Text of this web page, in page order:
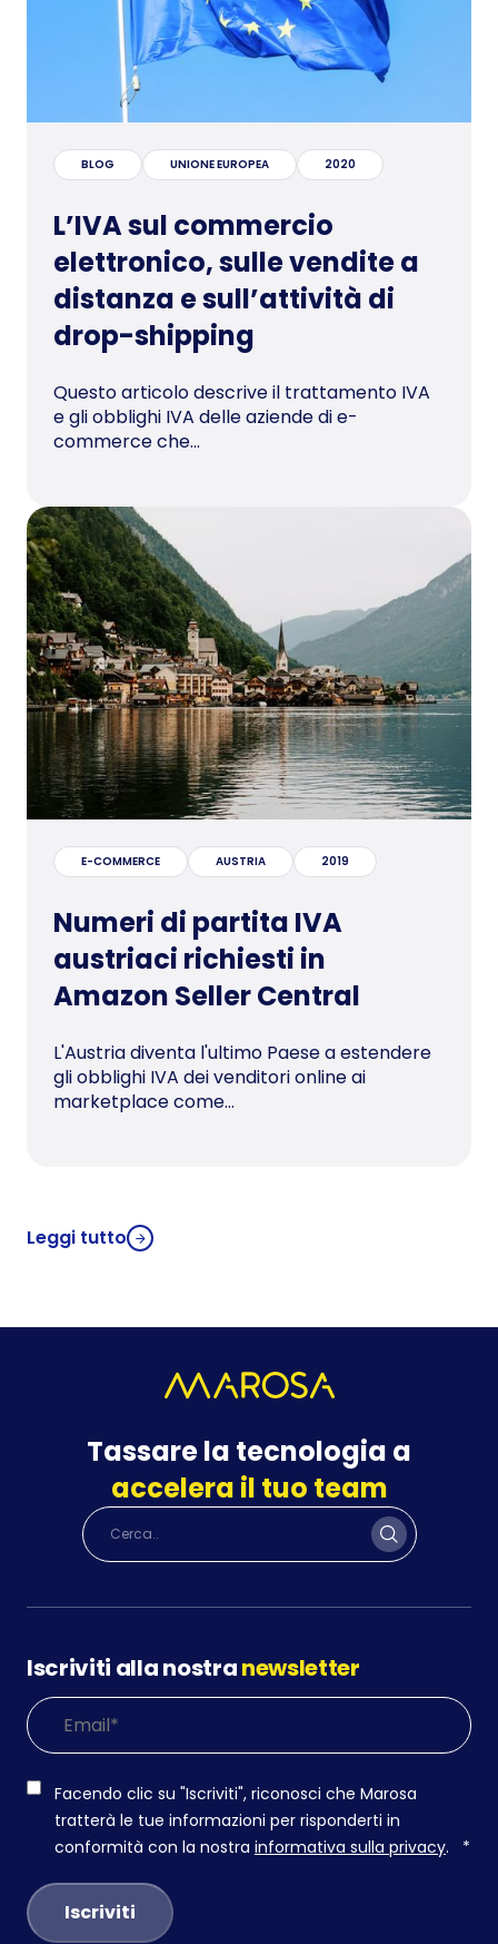
BLOG UNIONE EUROPEA 2020
L’IVA sul commercio
elettronico, sulle vendite a
distanza e sull’attività di
drop-shipping
Questo articolo descrive il trattamento IVA
e gli obblighi IVA delle aziende di e-
commerce che...
E-COMMERCE AUSTRIA 2019
Numeri di partita IVA
austriaci richiesti in
Amazon Seller Central
L'Austria diventa l'ultimo Paese a estendere
gli obblighi IVA dei venditori online ai
marketplace come...
Leggi tutto
Tassare la tecnologia a
accelera il tuo team
Iscriviti alla nostranewsletter
Facendo clic su "Iscriviti", riconosci che Marosa
tratterà le tue informazioni per risponderti in
conformità con la nostra informativa sulla privacy. *